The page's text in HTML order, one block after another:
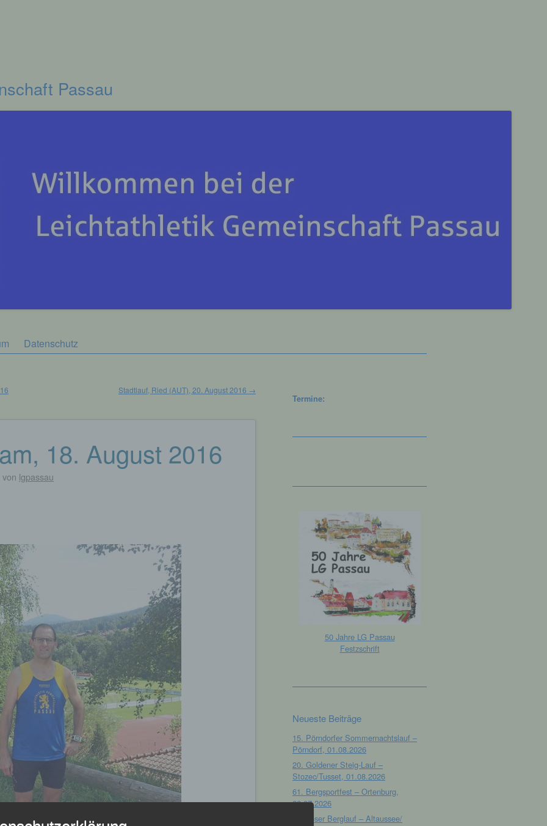
Passau
Datenschutz
Stadtlauf, Ried (AUT), 20. August 2016 →
18. August 2016
von lgpassau
Termine:
50 Jahre LG Passau
Festzschrift
Neueste Beiträge
15. Pörndorfer Sommernachtslauf –
Pörndorf, 01.08.2026
20. Goldener Steig-Lauf –
Stozec/Tusset, 01.08.2026
61. Bergsportfest – Ortenburg,
26.07.2026
12. Loser Berglauf – Altaussee/